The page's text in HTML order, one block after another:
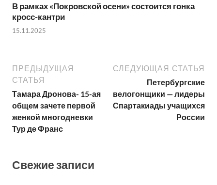
В рамках «Покровской осени» состоится гонка
кросс-кантри
15.11.2025
ПРЕДЫДУЩАЯ
СТАТЬЯ
Тамара Дронова- 15-ая
общем зачете первой
женкой многодневки
Тур де Франс
СЛЕДУЮЩАЯ СТАТЬЯ
Петербургские
велогонщики — лидеры
Спартакиады учащихся
России
Свежие записи